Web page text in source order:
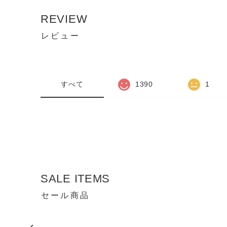
REVIEW
レビュー
すべて 1390 1
SALE ITEMS
セール商品